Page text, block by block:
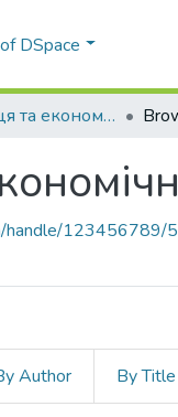
DSpace
8. Гідна праця та економічне зростання
handle/123456789/
Author By Title